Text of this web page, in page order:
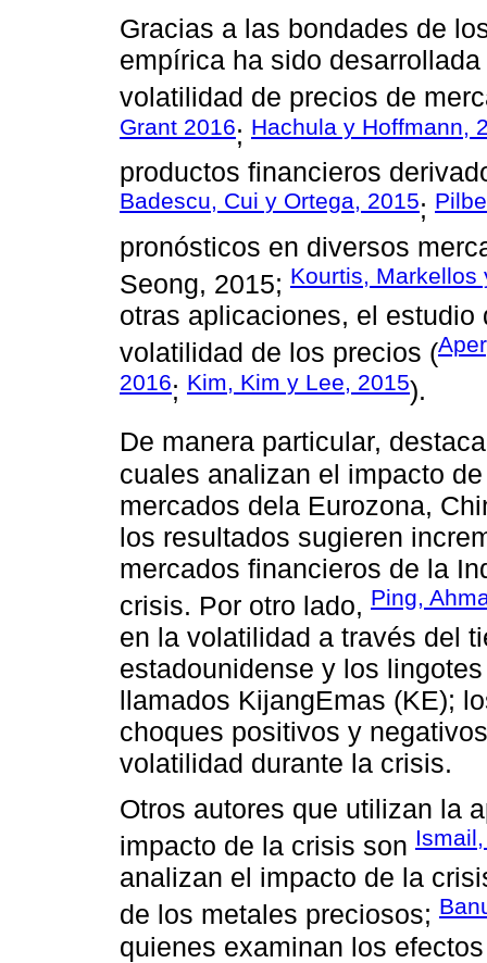
Gracias a las bondades de
empírica ha sido
volatilidad de precios de
Grant 2016; Hachula y Hoffmann,
productos financieros
Badescu, Cui y Ortega, 2015;
pronósticos en diversos
Seong, 2015; Kourtis, Markellos
otras aplicaciones, el
volatilidad de los precios (
2016; Kim, Kim y Lee, 2015).
De manera particular,
cuales analizan el impacto
mercados dela Eurozona,
los resultados sugieren
mercados financieros de la
crisis. Por otro lado, Ping,
en la volatilidad a través del
estadounidense y los
llamados KijangEmas (KE);
choques positivos y
volatilidad durante la crisis.
Otros autores que utilizan la
impacto de la crisis son
analizan el impacto de la
de los metales preciosos;
quienes examinan los